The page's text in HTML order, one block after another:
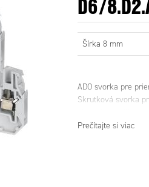
Šírka 8 mm
ADO svorka pre
Skrutková svorka
rovnaký prierez.
Prečítajte si viac